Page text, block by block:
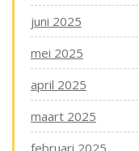
juni 2025
mei 2025
april 2025
maart 2025
februari 2025